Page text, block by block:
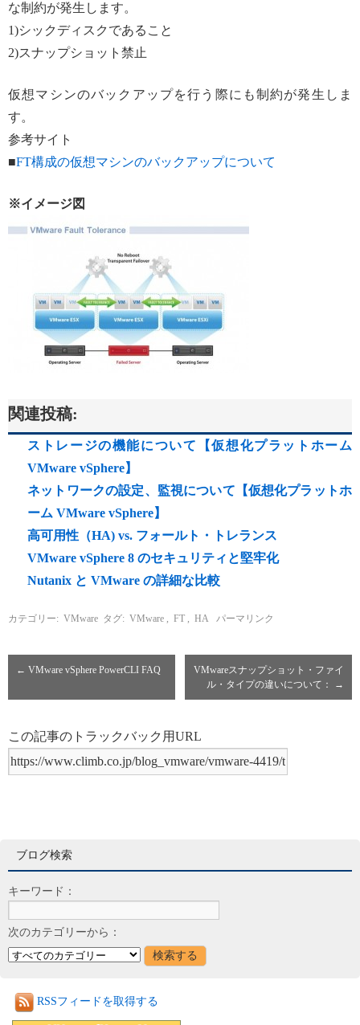
な制約が発生します。
1)シックディスクであること
2)スナップショット禁止
仮想マシンのバックアップを行う際にも制約が発生しま
す。
参考サイト
■FT構成の仮想マシンのバックアップについて
※イメージ図
関連投稿:
ストレージの機能について【仮想化プラットホーム
VMware vSphere】
ネットワークの設定、監視について【仮想化プラットホ
ーム VMware vSphere】
高可用性（HA) vs. フォールト・トレランス
VMware vSphere 8 のセキュリティと堅牢化
Nutanix と VMware の詳細な比較
カテゴリー: VMware タグ: VMware , FT , HA パーマリンク
← VMware vSphere PowerCLI FAQ
VMwareスナップショット・ファイ
ル・タイプの違いについて：
→
この記事のトラックバック用URL
ブログ検索
キーワード：
次のカテゴリーから：
RSSフィードを取得する